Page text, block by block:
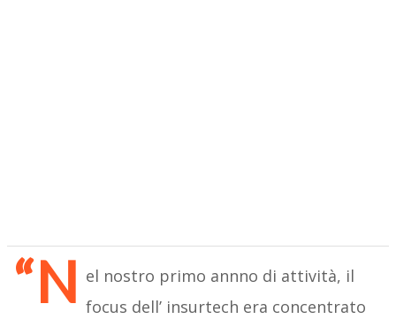
“N el nostro primo annno di attività, il
focus dell’ insurtech era concentrato